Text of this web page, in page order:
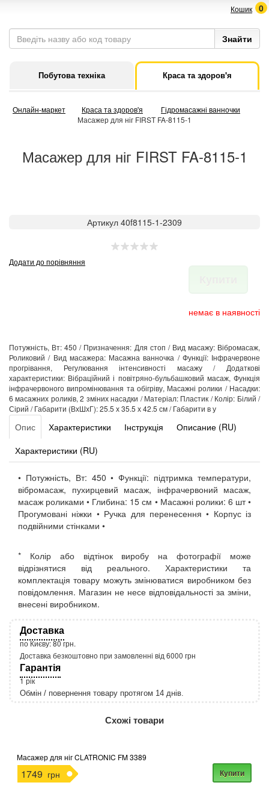
Кошик 0
Побутова техніка Краса та здоров'я
Онлайн-маркет Краса та здоров'я
Гідромасажні ванночки
Масажер для ніг FIRST FA-8115-1
Масажер для ніг FIRST FA-8115-1
Артикул 40f8115-1-2309
Додати до порівняння
немає в наявності
Потужність, Вт: 450 / Призначення: Для стоп / Вид масажу: Вібромасаж,
Роликовий / Вид масажера: Масажна ванночка / Функції: Інфрачервоне
прогрівання, Регулювання інтенсивності масажу / Додаткові
характеристики: Вібраційний і повітряно-бульбашковий масаж, Функція
інфрачервоного випромінювання та обігріву, Масажні ролики / Насадки:
6 масажних роликів, 2 зміних насадки / Матеріал: Пластик / Колір: Білий /
Сірий / Габарити (ВхШхГ): 25.5 х 35.5 х 42.5 см / Габарити в у
Опис Характеристики Інструкція
Описание (RU)
Характеристики (RU)
• Потужність, Вт: 450 • Функції: підтримка температури,
вібромасаж, пухирцевий масаж, інфрачервоний масаж,
масаж роликами • Глибина: 15 см • Масажні ролики: 6 шт •
Прогумовані ніжки • Ручка для перенесення • Корпус із
подвійними стінками •
* Колір або відтінок виробу на фотографії може
відрізнятися від реального. Характеристики та
комплектація товару можуть змінюватися виробником без
повідомлення. Магазин не несе відповідальності за зміни,
внесені виробником.
Доставка
по Києву: 80 грн.
Доставка безкоштовно при замовленні від 6000 грн
Гарантія
1 рік
Обмін / повернення товару протягом 14 днів.
Схожі товари
Масажер для ніг CLATRONIC FM 3389
1749 грн Купити